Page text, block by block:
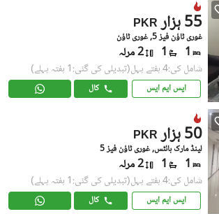
PKR 55 ہزار
غوری ٹاؤن فیز 5, غوری ٹاؤن
1
1 2 مرلہ
شامل کی:4 ہفتے پہل (تبدیلی کی گئی:1 ہفتہ پہلے)
ایس ایم ایس کال
PKR 50 ہزار
لینڈ مارک ہائٹس, غوری ٹاؤن فیز 5
1
1 2 مرلہ
شامل کی:4 ہفتے پہل (تبدیلی کی گئی:1 ہفتہ پہلے)
ایس ایم ایس کال